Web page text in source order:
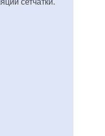
сетчатки.